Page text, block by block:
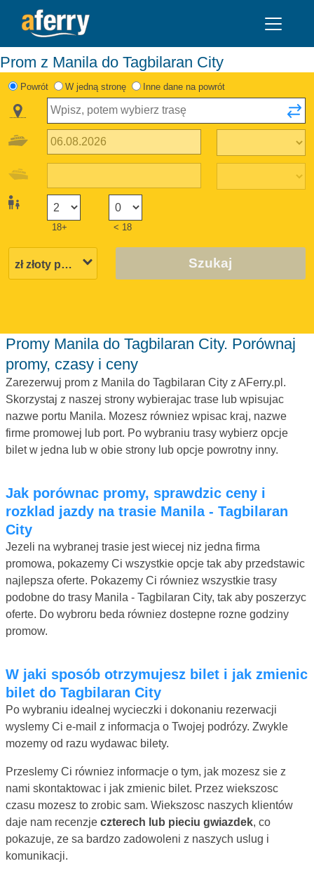
Prom z Manila do Tagbilaran City
Powrót W jedną stronę Inne dane na powrót
18+ < 18
Szukaj
Promy Manila do Tagbilaran City. Porównaj
promy, czasy i ceny
Zarezerwuj prom z Manila do Tagbilaran City z AFerry.pl.
Skorzystaj z naszej strony wybierajac trase lub wpisujac
nazwe portu Manila. Mozesz równiez wpisac kraj, nazwe
firme promowej lub port. Po wybraniu trasy wybierz opcje
bilet w jedna lub w obie strony lub opcje powrotny inny.
Jak porównac promy, sprawdzic ceny i
rozklad jazdy na trasie Manila - Tagbilaran
City
Jezeli na wybranej trasie jest wiecej niz jedna firma
promowa, pokazemy Ci wszystkie opcje tak aby przedstawic
najlepsza oferte. Pokazemy Ci równiez wszystkie trasy
podobne do trasy Manila - Tagbilaran City, tak aby poszerzyc
oferte. Do wybroru beda równiez dostepne rozne godziny
promow.
W jaki sposób otrzymujesz bilet i jak zmienic
bilet do Tagbilaran City
Po wybraniu idealnej wycieczki i dokonaniu rezerwacji
wyslemy Ci e-mail z informacja o Twojej podrózy. Zwykle
mozemy od razu wydawac bilety.
Przeslemy Ci równiez informacje o tym, jak mozesz sie z
nami skontaktowac i jak zmienic bilet. Przez wiekszosc
czasu mozesz to zrobic sam. Wiekszosc naszych klientów
daje nam recenzje czterech lub pieciu gwiazdek, co
pokazuje, ze sa bardzo zadowoleni z naszych uslug i
komunikacji.